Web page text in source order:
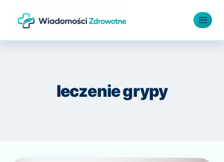
leczenie grypy